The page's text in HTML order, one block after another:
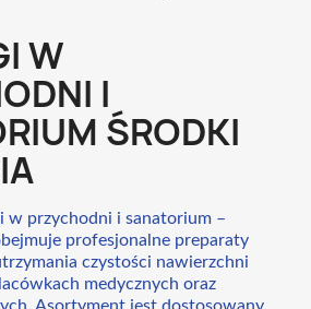
W
I
ŚRODKI
w przychodni i sanatorium –
profesjonalne preparaty
czystości nawierzchni
medycznych oraz